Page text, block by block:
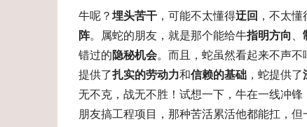
牛呢？ 埋头苦干 ，可能不太懂得迂回 ，不太懂
阵。属蛇的朋友，就是那个能给牛指明方向 、
错过的隐秘机会。而且，蛇虽然看起来不声不
提供了扎实的劳动力和信赖的基础 ，蛇提供了
无不克，战无不胜！试想一下，牛在一线冲
朋友搞工程项目，那种苦活累活他都能扛，